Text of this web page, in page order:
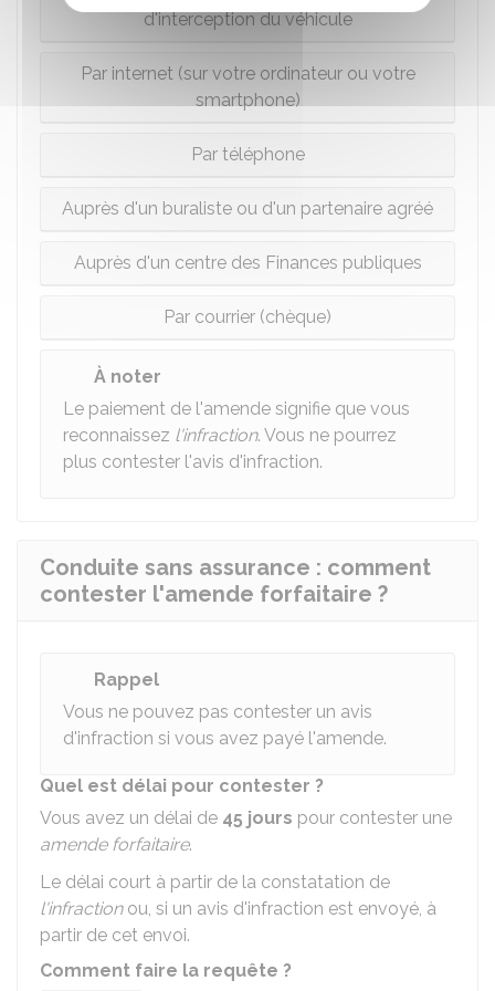
d'interception du véhicule
Par internet (sur votre ordinateur ou votre
smartphone)
Par téléphone
Auprès d'un buraliste ou d'un partenaire agréé
Auprès d'un centre des Finances publiques
Par courrier (chèque)
À noter
Le paiement de l'amende signifie que vous
reconnaissez l'infraction. Vous ne pourrez
plus contester l'avis d'infraction.
Conduite sans assurance : comment
contester l'amende forfaitaire ?
Rappel
Vous ne pouvez pas contester un avis
d'infraction si vous avez payé l'amende.
Quel est délai pour contester ?
Vous avez un délai de 45 jours pour contester une
amende forfaitaire.
Le délai court à partir de la constatation de
l'infractionou, si un avis d'infraction est envoyé, à
partir de cet envoi.
Comment faire la requête ?